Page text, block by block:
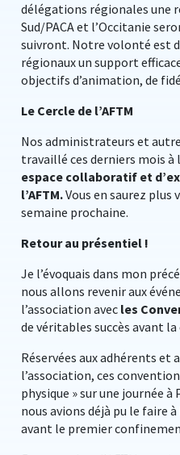
délégations régionales une
Sud/PACA et l’Occitanie
suivront. Notre volonté est
régionaux un support
objectifs d’animation, de
Le Cercle de l’AFTM
Nos administrateurs et
travaillé ces derniers mois à
espace collaboratif et
l’AFTM.Vous en saurez
semaine prochaine.
Retour au présentiel !
Je l’évoquais dans mon
nous allons revenir aux
l’association avec les
de véritables succès avant la
Réservées aux adhérents et
l’association, ces
physique » sur une journée
nous avions déjà pu le faire à
avant le premier